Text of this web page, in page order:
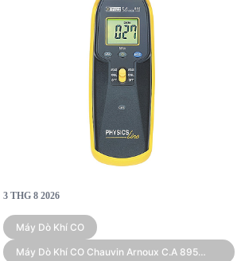
3 THG 8 2026
Máy Dò Khí CO
Máy Dò Khí CO Chauvin Arnoux C.A 895